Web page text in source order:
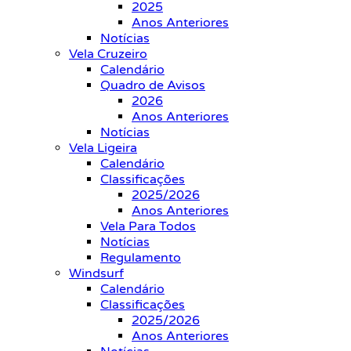
2025
Anos Anteriores
Notícias
Vela Cruzeiro
Calendário
Quadro de Avisos
2026
Anos Anteriores
Notícias
Vela Ligeira
Calendário
Classificações
2025/2026
Anos Anteriores
Vela Para Todos
Notícias
Regulamento
Windsurf
Calendário
Classificações
2025/2026
Anos Anteriores